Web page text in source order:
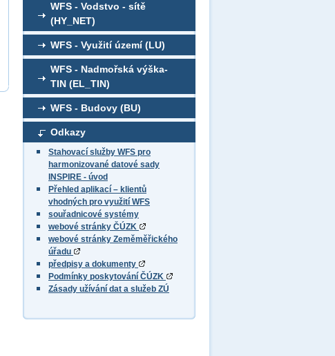
WFS - Vodstvo - sítě
(HY_NET)
WFS - Využití území (LU)
WFS - Nadmořská výška-
TIN (EL_TIN)
WFS - Budovy (BU)
Odkazy
Stahovací služby WFS pro
harmonizované datové sady
INSPIRE - úvod
Přehled aplikací – klientů
vhodných pro využití WFS
souřadnicové systémy
webové stránky ČÚZK
webové stránky Zeměměřického
úřadu
předpisy a dokumenty
Podmínky poskytování ČÚZK
Zásady užívání dat a služeb ZÚ